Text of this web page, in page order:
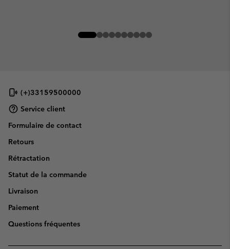
(+)33159500000
Service client
Formulaire de contact
Retours
Rétractation
Statut de la commande
Livraison
Paiement
Questions fréquentes